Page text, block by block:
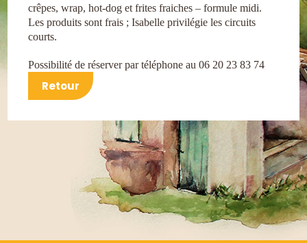
crêpes, wrap, hot-dog et frites fraiches – formule midi.
Les produits sont frais ; Isabelle privilégie les circuits
courts.
Possibilité de réserver par téléphone au 06 20 23 83 74
Retour